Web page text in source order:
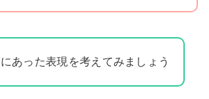
あった表現を考えてみましょう